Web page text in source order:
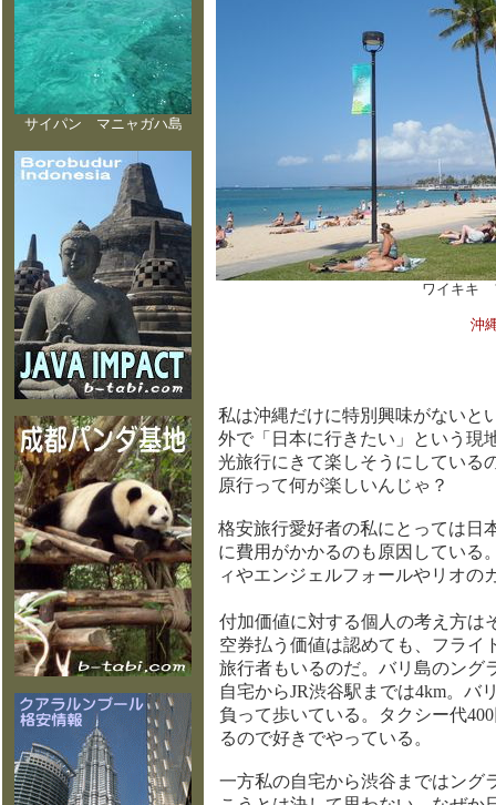
サイパン マニャガハ島
ワイキキ
沖
私は沖縄だけに特別興味がないと
外で「日本に行きたい」という現
光旅行にきて楽しそうにしている
原行って何が楽しいんじゃ？
格安旅行愛好者の私にとっては日
に費用がかかるのも原因している
ィやエンジェルフォールやリオの
付加価値に対する個人の考え方は
空券払う価値は認めても、フライ
旅行者もいるのだ。バリ島のング
自宅からJR渋谷駅までは4km。バ
負って歩いている。タクシー代
るので好きでやっている。
一方私の自宅から渋谷まではング